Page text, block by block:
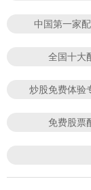
中国第一家
全国十大
炒股免费体验
免费股票